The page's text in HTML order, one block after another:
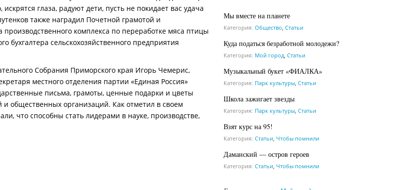
глаза, радуют дети, пусть не покидает вас удача
также наградил Почетной грамотой и
комплекса по переработке мяса птицы
сельскохозяйственного предприятия
Собрания Приморского края Игорь Чемерис,
местного отделения партии «Единая Россия»
письма, грамоты, ценные подарки и цветы
общественных организаций. Как отметил в своем
что способны стать лидерами в науке, производстве,
Мы вместе на планете
Категория: Общество Статьи
Куда податься безработной молодежи?
Категория: Мой город Статьи
Музыкальный букет «ФИАЛКА»
Категория: Парк культуры Статьи
Школа зажигает звезды
Категория: Парк культуры Статьи
Взят курс на 95!
Категория: Статьи Чтобы помнили
Даманский — остров героев
Категория: Статьи Чтобы помнили